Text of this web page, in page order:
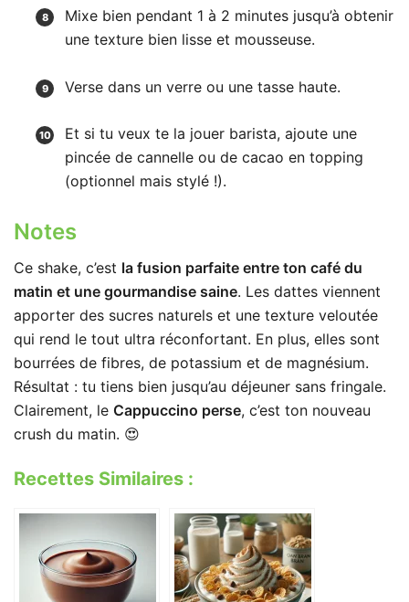
Mixe bien pendant 1 à 2 minutes jusqu’à obtenir
une texture bien lisse et mousseuse.
Verse dans un verre ou une tasse haute.
Et si tu veux te la jouer barista, ajoute une
pincée de cannelle ou de cacao en topping
(optionnel mais stylé !).
Notes
Ce shake, c’est la fusion parfaite entre ton café du
matin et une gourmandise saine. Les dattes viennent
apporter des sucres naturels et une texture veloutée
qui rend le tout ultra réconfortant. En plus, elles sont
bourrées de fibres, de potassium et de magnésium.
Résultat : tu tiens bien jusqu’au déjeuner sans fringale.
Clairement, le Cappuccino perse, c’est ton nouveau
crush du matin. 😍
Recettes Similaires :